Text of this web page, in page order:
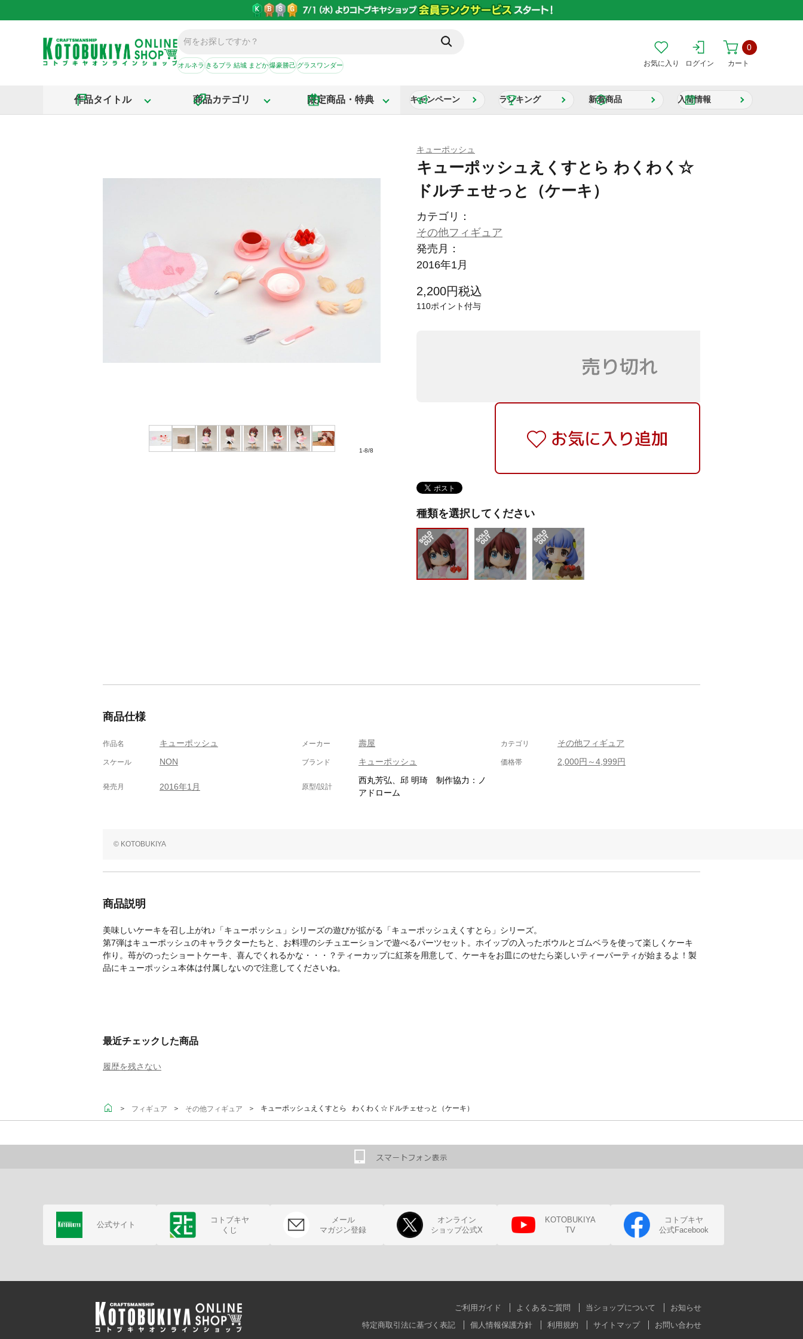
オルネラきるプラ 結城 まどか爆豪勝己グラスワンダー お気に入り ログイン カート
0
作品タイトル 商品カテゴリ 限定商品・特典 キャンペーン ランキング 新着商品 入荷情報
1-8/8
キューポッシュ
キューポッシュえくすとら わくわく☆
ドルチェせっと（ケーキ）
カテゴリ：
その他フィギュア
発売月：
2016年1月
2,200円税込
110ポイント付与
種類を選択してください
商品仕様
作品名 キューポッシュ メーカー 壽屋 カテゴリ その他フィギュア
スケール NON ブランド キューポッシュ 価格帯 2,000円～4,999円
発売月 2016年1月 原型/設計
西丸芳弘、邱 明琦 制作協力：ノ
アドローム
© KOTOBUKIYA
商品説明
美味しいケーキを召し上がれ♪「キューポッシュ」シリーズの遊びが拡がる「キューポッシュえくすとら」シリーズ。
第7弾はキューポッシュのキャラクターたちと、お料理のシチュエーションで遊べるパーツセット。ホイップの入ったボウルとゴムベラを使って楽しくケーキ
作り。苺がのったショートケーキ、喜んでくれるかな・・・？ティーカップに紅茶を用意して、ケーキをお皿にのせたら楽しいティーパーティが始まるよ！製
品にキューポッシュ本体は付属しないので注意してくださいね。
最近チェックした商品
履歴を残さない
＞ フィギュア ＞ その他フィギュア ＞ キューポッシュえくすとら わくわく☆ドルチェせっと（ケーキ）
公式サイト
コトブキヤ
くじ
メール
マガジン登録
オンライン
ショップ公式X
KOTOBUKIYA
TV
コトブキヤ
公式Facebook
ご利用ガイド よくあるご質問 当ショップについて
お知らせ
特定商取引法に基づく表記
個人情報保護方針 利用規約 サイトマップ お問い合わせ